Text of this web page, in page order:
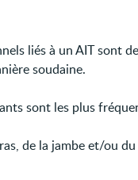
liés à un AIT sont
soudaine.
sont les plus
de la jambe et/ou